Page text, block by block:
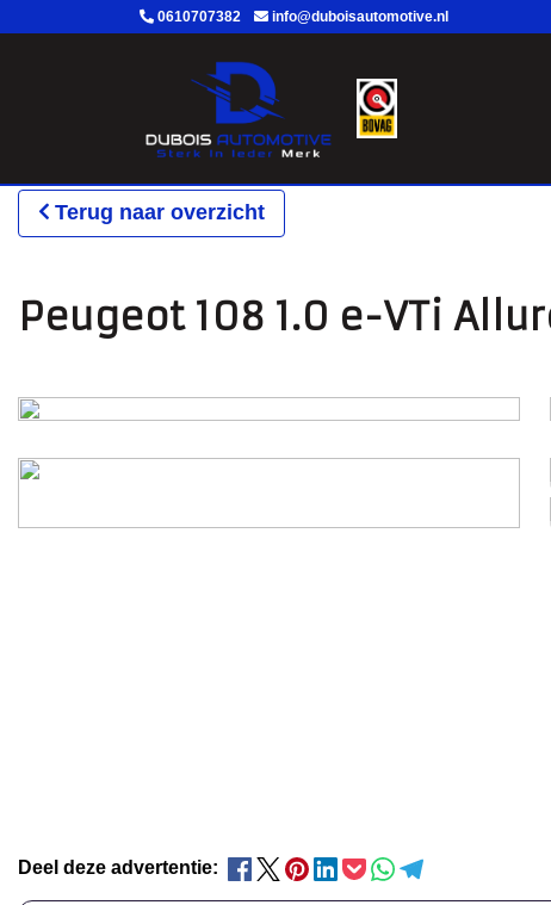
0610707382 info@duboisautomotive.nl
Terug naar overzicht
Peugeot 108 1.0 e-VTi
Deel deze advertentie: